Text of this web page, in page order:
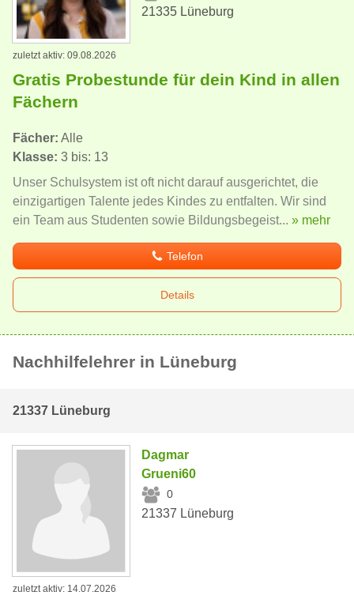
21335 Lüneburg
zuletzt aktiv: 09.08.2026
Gratis Probestunde für dein Kind in allen
Fächern
Fächer: Alle
Klasse: 3 bis: 13
Unser Schulsystem ist oft nicht darauf ausgerichtet, die
einzigartigen Talente jedes Kindes zu entfalten. Wir sind
ein Team aus Studenten sowie Bildungsbegeist... » mehr
Telefon
Details
Nachhilfelehrer in Lüneburg
21337 Lüneburg
Dagmar
Grueni60
0
21337 Lüneburg
zuletzt aktiv: 14.07.2026